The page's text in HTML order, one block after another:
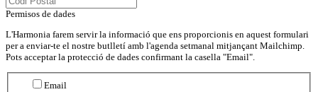
Permisos de dades
L'Harmonia farem servir la informació que ens proporcionis en aquest formulari
per a enviar-te el nostre butlletí amb l'agenda setmanal mitjançant Mailchimp.
Pots acceptar la protecció de dades confirmant la casella "Email".
Email